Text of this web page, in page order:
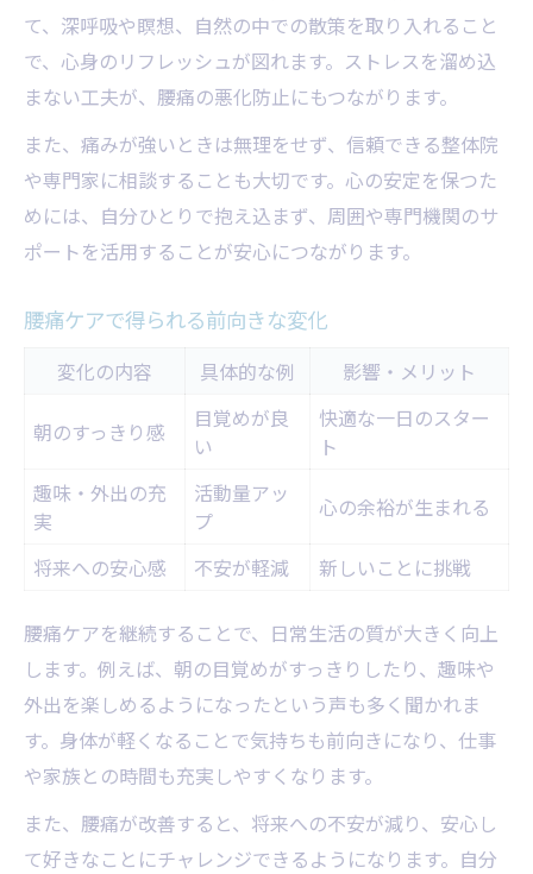
て、深呼吸や瞑想、自然の中での散策を取り入れること
で、心身のリフレッシュが図れます。ストレスを溜め込
まない工夫が、腰痛の悪化防止にもつながります。
また、痛みが強いときは無理をせず、信頼できる整体院
や専門家に相談することも大切です。心の安定を保つた
めには、自分ひとりで抱え込まず、周囲や専門機関のサ
ポートを活用することが安心につながります。
腰痛ケアで得られる前向きな変化
変化の内容 具体的な例 影響・メリット
朝のすっきり感
目覚めが良
い
快適な一日のスター
ト
趣味・外出の充
実
活動量アッ
プ
心の余裕が生まれる
将来への安心感 不安が軽減 新しいことに挑戦
腰痛ケアを継続することで、日常生活の質が大きく向上
します。例えば、朝の目覚めがすっきりしたり、趣味や
外出を楽しめるようになったという声も多く聞かれま
す。身体が軽くなることで気持ちも前向きになり、仕事
や家族との時間も充実しやすくなります。
また、腰痛が改善すると、将来への不安が減り、安心し
て好きなことにチャレンジできるようになります。自分